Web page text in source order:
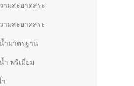
มสะอาดสระ
มสะอาดสระ
ำมาตรฐาน
ำ พรีเมี่ยม